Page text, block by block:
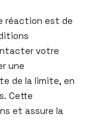
réaction est de
votre
une
de la limite, en
Cette
et assure la